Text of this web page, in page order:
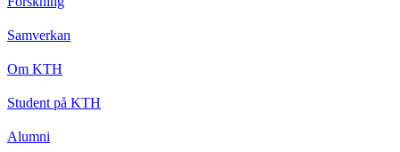
Samverkan
Om KTH
Student på KTH
Alumni